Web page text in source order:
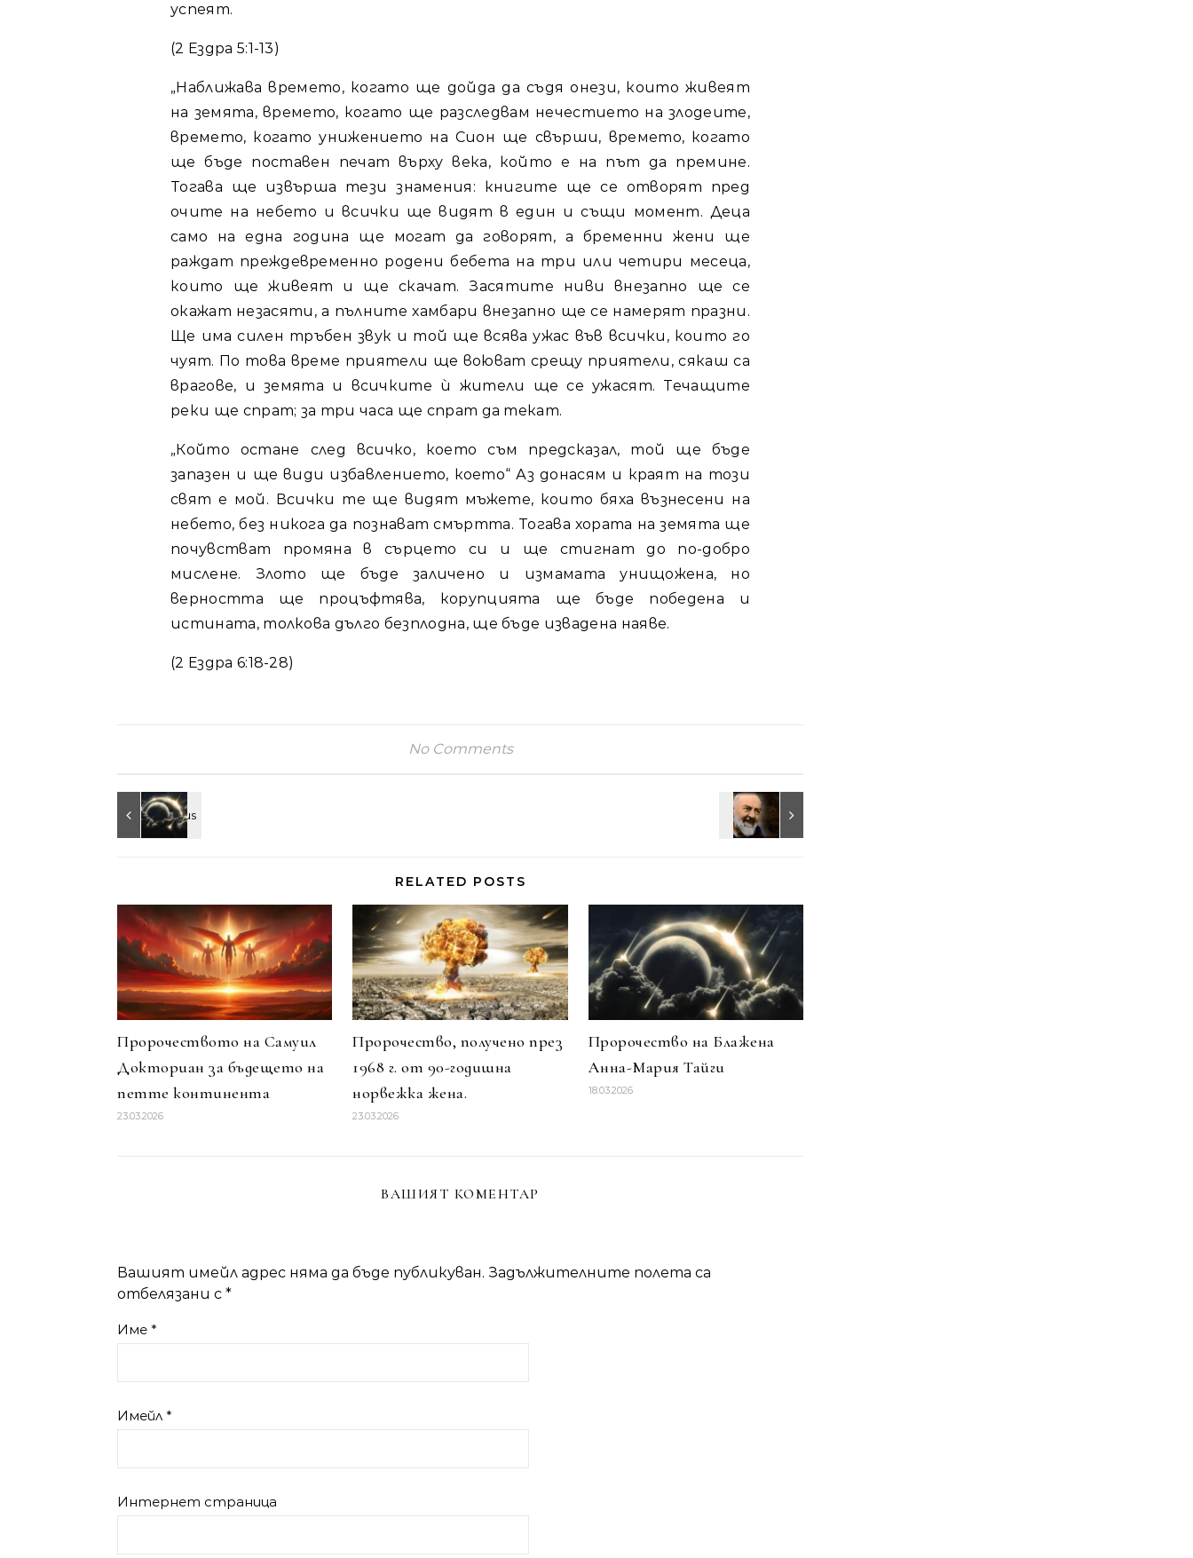
успеят.
(2 Ездра 5:1-13)
„Наближава времето, когато ще дойда да съдя онези, които живеят
на земята, времето, когато ще разследвам нечестието на злодеите,
времето, когато унижението на Сион ще свърши, времето, когато
ще бъде поставен печат върху века, който е на път да премине.
Тогава ще извърша тези знамения: книгите ще се отворят пред
очите на небето и всички ще видят в един и същи момент. Деца
само на една година ще могат да говорят, а бременни жени ще
раждат преждевременно родени бебета на три или четири месеца,
които ще живеят и ще скачат. Засятите ниви внезапно ще се
окажат незасяти, а пълните хамбари внезапно ще се намерят празни.
Ще има силен тръбен звук и той ще всява ужас във всички, които го
чуят. По това време приятели ще воюват срещу приятели, сякаш са
врагове, и земята и всичките ѝ жители ще се ужасят. Течащите
реки ще спрат; за три часа ще спрат да текат.
„Който остане след всичко, което съм предсказал, той ще бъде
запазен и ще види избавлението, което“ Аз донасям и краят на този
свят е мой. Всички те ще видят мъжете, които бяха възнесени на
небето, без никога да познават смъртта. Тогава хората на земята ще
почувстват промяна в сърцето си и ще стигнат до по-добро
мислене. Злото ще бъде заличено и измамата унищожена, но
верността ще процъфтява, корупцията ще бъде победена и
истината, толкова дълго безплодна, ще бъде извадена наяве.
(2 Ездра 6:18-28)
No Comments
RELATED POSTS
Пророчеството на Самуил
Докториан за бъдещето на
петте континента
23.03.2026
Пророчество, получено през
1968 г. от 90-годишна
норвежка жена.
23.03.2026
Пророчество на Блажена
Анна-Мария Тайги
18.03.2026
ВАШИЯТ КОМЕНТАР
Вашият имейл адрес няма да бъде публикуван. Задължителните полета са
отбелязани с *
Име *
Имейл *
Интернет страница